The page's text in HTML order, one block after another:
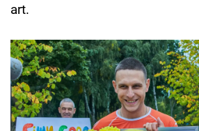
art.